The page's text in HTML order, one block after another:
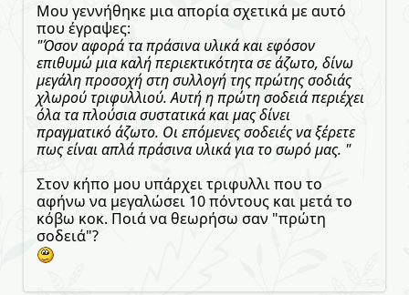
Μου γεννήθηκε μια απορία σχετικά με αυτό
που έγραψες:
"Όσον αφορά τα πράσινα υλικά και εφόσον
επιθυμώ μια καλή περιεκτικότητα σε άζωτο, δίνω
μεγάλη προσοχή στη συλλογή της πρώτης σοδιάς
χλωρού τριφυλλιού. Αυτή η πρώτη σοδειά περιέχει
όλα τα πλούσια συστατικά και μας δίνει
πραγματικό άζωτο. Οι επόμενες σοδειές να ξέρετε
πως είναι απλά πράσινα υλικά για το σωρό μας. "
Στον κήπο μου υπάρχει τριφυλλι που το
αφήνω να μεγαλώσει 10 πόντους και μετά το
κόβω κοκ. Ποιά να θεωρήσω σαν "πρώτη
σοδειά"?